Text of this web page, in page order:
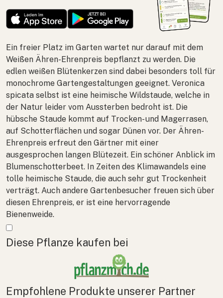
Ein freier Platz im Garten wartet nur darauf mit dem
Weißen Ähren-Ehrenpreis bepflanzt zu werden. Die
edlen weißen Blütenkerzen sind dabei besonders toll für
monochrome Gartengestaltungen geeignet. Veronica
spicata selbst ist eine heimische Wildstaude, welche in
der Natur leider vom Aussterben bedroht ist. Die
hübsche Staude kommt auf Trocken- und Magerrasen,
auf Schotterflächen und sogar Dünen vor. Der Ähren-
Ehrenpreis erfreut den Gärtner mit einer
ausgesprochen langen Blütezeit. Ein schöner Anblick im
Blumenschotterbeet. In Zeiten des Klimawandels eine
tolle heimische Staude, die auch sehr gut Trockenheit
verträgt. Auch andere Gartenbesucher freuen sich über
diesen Ehrenpreis, er ist eine hervorragende
Bienenweide.
Mehr anzeigen
Diese Pflanze kaufen bei
Empfohlene Produkte unserer Partner